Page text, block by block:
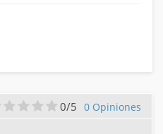
0/5 0 Opiniones